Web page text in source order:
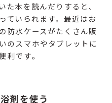
た本を読んだりすると、
ていられます。最近はお
防水ケースがたくさん販
のスマホやタブレットに
利です。
剤を使う